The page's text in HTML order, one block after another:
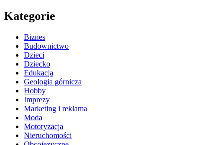
Kategorie
Biznes
Budownictwo
Dzieci
Dziecko
Edukacja
Geologia górnicza
Hobby
Imprezy
Marketing i reklama
Moda
Motoryzacja
Nieruchomości